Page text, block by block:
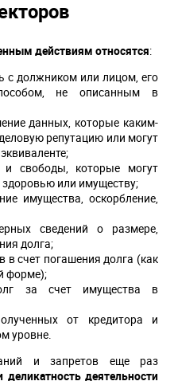
действиям относятся:
с должником или лицом, его
не описанным в
данных, которые каким-
репутацию или могут
и свободы, которые могут
здоровью или имуществу;
имущества, оскорбление,
сведений о размере,
долга;
в счет погашения долга (как
форме);
за счет имущества в
от кредитора и
уровне.
и запретов еще раз
деликатность деятельности